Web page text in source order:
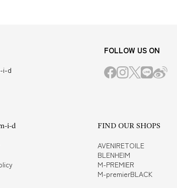
i-d
FOLLOW US ON
i-d FIND OUR SHOPS
AVENIRETOILE
BLENHEIM
M-PREMIER
M-premierBLACK